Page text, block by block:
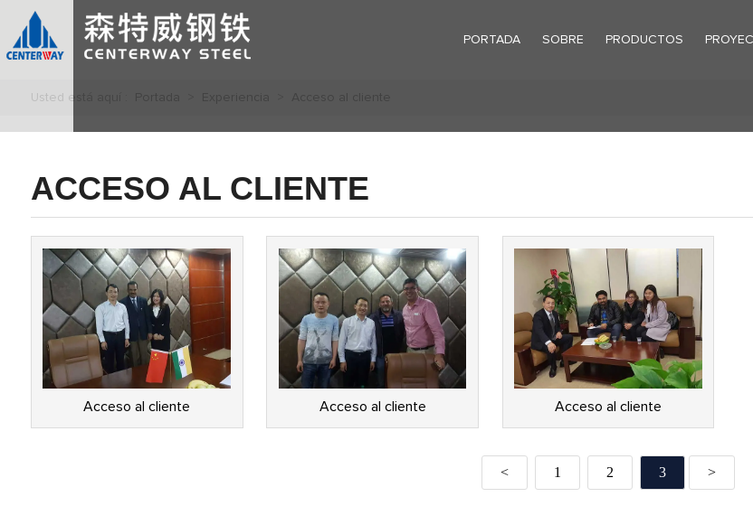
PORTADA SOBRE PRODUCTOS
Usted está aquí :
ACCESO AL CLIENTE
Acceso al cliente Acceso al cliente Acceso al cliente
< 1 2 3 >